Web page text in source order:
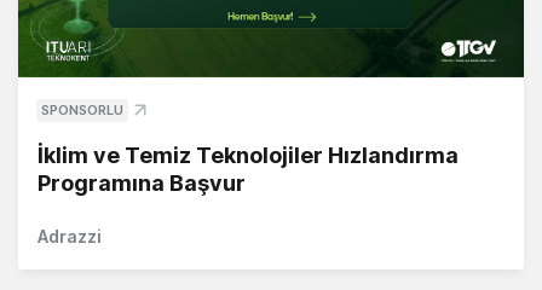
SPONSORLU
İklim ve Temiz Teknolojiler Hızlandırma
Programına Başvur
Adrazzi